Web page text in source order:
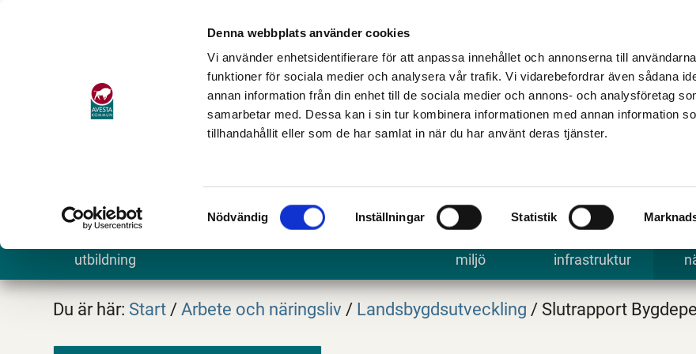
Denna webbplats använder cookies
Vi använder enhetsidentifierare för att anpassa innehållet och annonserna till
funktioner för sociala medier och analysera vår trafik. Vi vidarebefordrar även sådana
annan information från din enhet till de sociala medier och annons- och analysföretag
samarbetar med. Dessa kan i sin tur kombinera informationen med annan information
tillhandahållit eller som de har samlat in när du har använt deras tjänster.
Samtyckesval
Nödvändig Inställningar Statistik
utbildning
miljö
infrastruktur
Du är här: Start / Arbete och näringsliv / Landsbygdsutveckling / Slutrapport